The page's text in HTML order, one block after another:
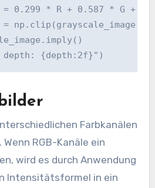
= 0.299 * R + 0.587 * G +
=
{depth:2f}")
Farbkanälen
RGB-Kanäle ein
wird es durch Anwendung
Intensitätsformel in ein